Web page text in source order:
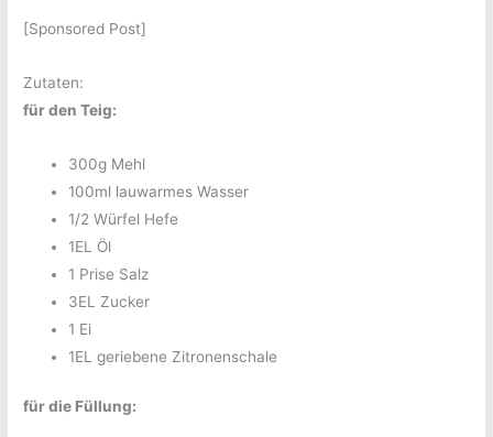
[Sponsored Post]
Zutaten:
für den Teig:
300g Mehl
100ml lauwarmes Wasser
1/2 Würfel Hefe
1EL Öl
1 Prise Salz
3EL Zucker
1 Ei
1EL geriebene Zitronenschale
für die Füllung: